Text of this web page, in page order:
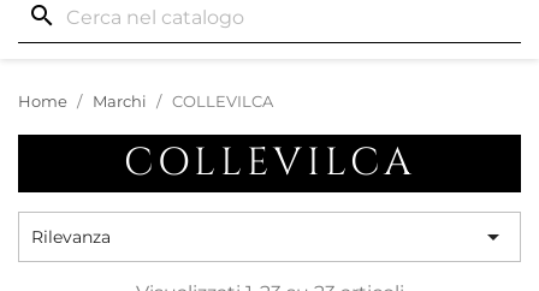
search
Home Marchi COLLEVILCA
COLLEVILCA
Rilevanza 